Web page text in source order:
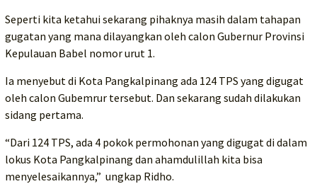
Seperti kita ketahui sekarang pihaknya masih dalam tahapan
gugatan yang mana dilayangkan oleh calon Gubernur Provinsi
Kepulauan Babel nomor urut 1.
Ia menyebut di Kota Pangkalpinang ada 124 TPS yang digugat
oleh calon Gubemrur tersebut. Dan sekarang sudah dilakukan
sidang pertama.
“Dari 124 TPS, ada 4 pokok permohonan yang digugat di dalam
lokus Kota Pangkalpinang dan ahamdulillah kita bisa
menyelesaikannya,” ungkap Ridho.